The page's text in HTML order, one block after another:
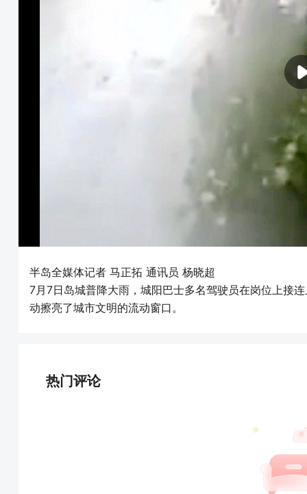
半岛全媒体记者 马正拓 通讯员 杨晓超
7月7日岛城普降大雨，城阳巴士多名驾驶员在岗位上接
动擦亮了城市文明的流动窗口。
热门评论